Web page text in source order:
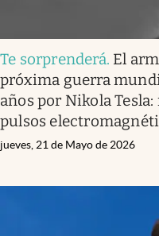
Te sorprenderá. El
próxima guerra
años por Nikola
pulsos
jueves, 21 de Mayo de 2026